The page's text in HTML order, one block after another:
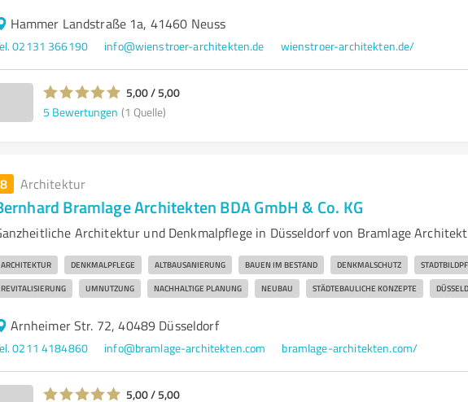
Hammer Landstraße 1a, 41460 Neuss
02131 366190 info@wienstroer-architekten.de wienstroer-architekten.de/
5,00 / 5,00
5 Bewertungen (1 Quelle)
8 Architektur
Bramlage Architekten BDA GmbH & Co. KG
Architektur und Denkmalpflege in Düsseldorf von Bramlage Architekt
ARCHITEKTUR DENKMALPFLEGE ALTBAUSANIERUNG BAUEN IM BESTAND DENKMALSCHUTZ
REVITALISIERUNG UMNUTZUNG NACHHALTIGE PLANUNG NEUBAU STÄDTEBAULICHE KONZEPTE
Arnheimer Str. 72, 40489 Düsseldorf
0211 4184860 info@bramlage-architekten.com bramlage-architekten.com/
5,00 / 5,00